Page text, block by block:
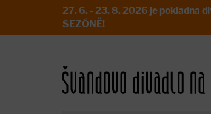
27. 6. - 23. 8. 2026 je pokladna
SEZÓNĚ!